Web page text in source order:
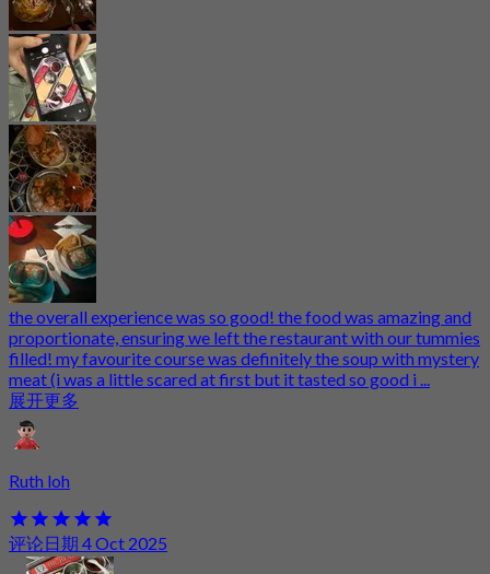
the overall experience was so good! the food was amazing and
proportionate, ensuring we left the restaurant with our tummies
filled! my favourite course was definitely the soup with mystery
meat (i was a little scared at first but it tasted so good i ...
展开更多
Ruth loh
评论日期 4 Oct 2025